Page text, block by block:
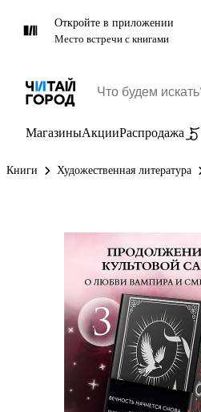
Откройте в приложении
Место встречи с книгами
МагазиныАкцииРаспродажа
Книги Художественная литература